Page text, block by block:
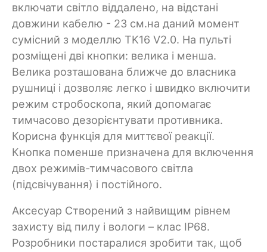
включати світло віддалено, на відстані
довжини кабелю - 23 см.на даний момент
сумісний з моделлю TK16 V2.0. На пульті
розміщені дві кнопки: велика і менша.
Велика розташована ближче до власника
рушниці і дозволяє легко і швидко включити
режим стробоскопа, який допомагає
тимчасово дезорієнтувати противника.
Корисна функція для миттєвої реакції.
Кнопка поменше призначена для включення
двох режимів-тимчасового світла
(підсвічування) і постійного.
Аксесуар Створений з найвищим рівнем
захисту від пилу і вологи – клас IP68.
Розробники постаралися зробити так, щоб